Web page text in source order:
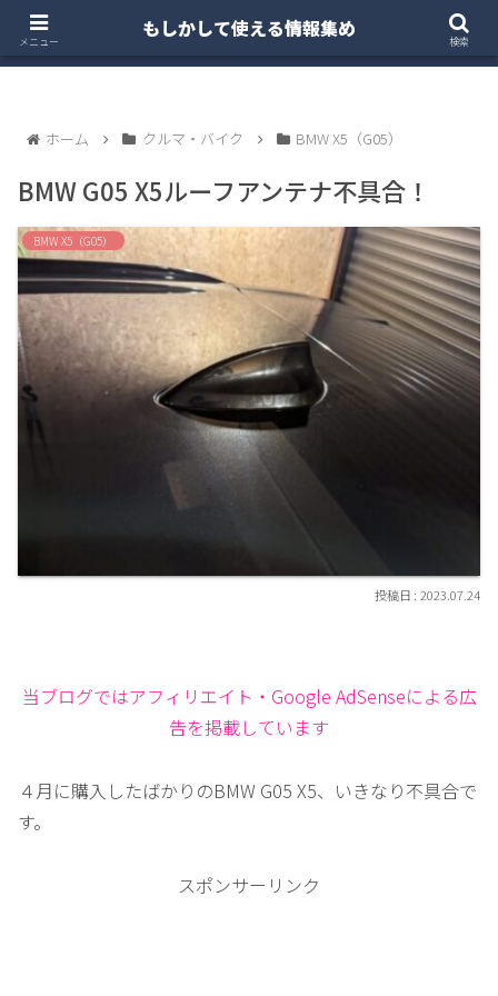
ホーム 注文住宅
ホーム クルマ・バイク BMW X5（G05）
BMW G05 X5ルーフアンテナ不具合！
BMW X5（G05）
2023.07.24
当ブログではアフィリエイト・Google AdSenseによる広
告を掲載しています
４月に購入したばかりのBMW G05 X5、いきなり不具合で
す。
スポンサーリンク
メニュー
もしかして使える情報集め
検索